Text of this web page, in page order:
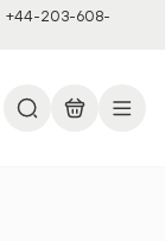
+44-203-608-